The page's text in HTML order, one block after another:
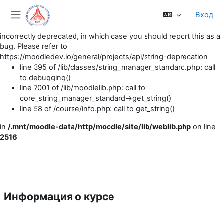
Notice : String [summaryof,core] is deprecated. Either you
should no longer be using that string, or the string has been
incorrectly deprecated, in which case you should report this as a
bug. Please refer to
https://moodledev.io/general/projects/api/string-deprecation
line 395 of /lib/classes/string_manager_standard.php: call
to debugging()
line 7001 of /lib/moodlelib.php: call to
core_string_manager_standard->get_string()
line 58 of /course/info.php: call to get_string()
in /.mnt/moodle-data/http/moodle/site/lib/weblib.php on line
2516
Боковая панель
Вход
Информация о курсе